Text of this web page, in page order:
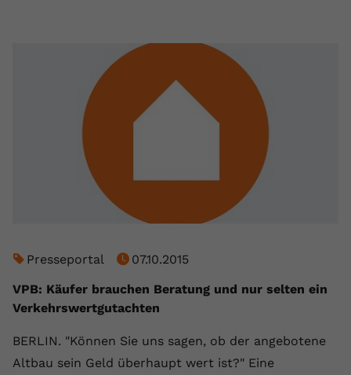
Presseportal
07.10.2015
VPB: Käufer brauchen Beratung und nur selten ein
Verkehrswertgutachten
BERLIN. "Können Sie uns sagen, ob der angebotene
Altbau sein Geld überhaupt wert ist?" Eine